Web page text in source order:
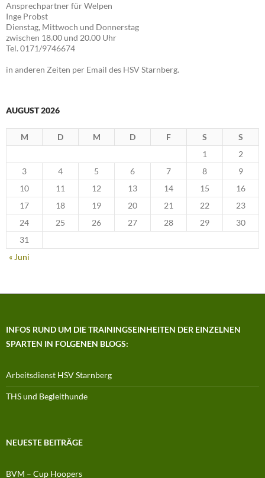
Ansprechpartner für Welpen
Inge Probst
Dienstag, Mittwoch und Donnerstag
zwischen 18.00 und 20.00 Uhr
Tel. 0171/9746674
in anderen Zeiten per Email des HSV Starnberg.
AUGUST 2026
M D M D F S
S
1
2
3
4 5 6 7 8
9
10
11 12 13 14 15
16
17
18 19 20 21 22
23
24
25 26 27 28 29
30
31
« Juni
INFOS RUND UM DIE TRAININGSEINHEITEN DER EINZELNEN
SPARTEN IN FOLGENEN BLOGS:
Arbeitsdienst HSV Starnberg
THS und Begleithunde
NEUESTE BEITRÄGE
BVM – Cup Hoopers